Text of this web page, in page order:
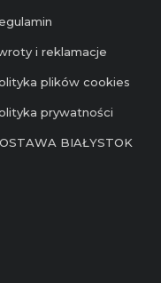
i reklamacje
plików cookies
prywatności
BIAŁYSTOK